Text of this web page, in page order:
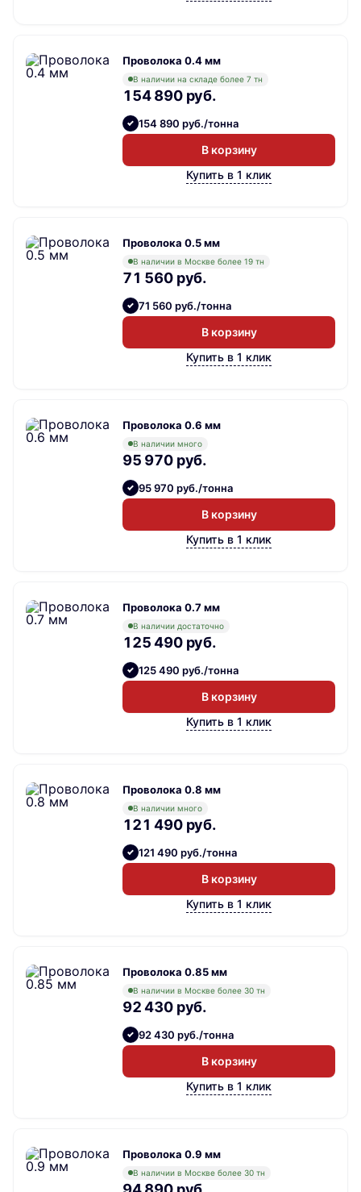
Проволока 0.4 мм
В наличии на складе более 7 тн
154 890 руб.
154 890 руб./тонна
В корзину
Купить в 1 клик
Проволока 0.5 мм
В наличии в Москве более 19 тн
71 560 руб.
71 560 руб./тонна
В корзину
Купить в 1 клик
Проволока 0.6 мм
В наличии много
95 970 руб.
95 970 руб./тонна
В корзину
Купить в 1 клик
Проволока 0.7 мм
В наличии достаточно
125 490 руб.
125 490 руб./тонна
В корзину
Купить в 1 клик
Проволока 0.8 мм
В наличии много
121 490 руб.
121 490 руб./тонна
В корзину
Купить в 1 клик
Проволока 0.85 мм
В наличии в Москве более 30 тн
92 430 руб.
92 430 руб./тонна
В корзину
Купить в 1 клик
Проволока 0.9 мм
В наличии в Москве более 30 тн